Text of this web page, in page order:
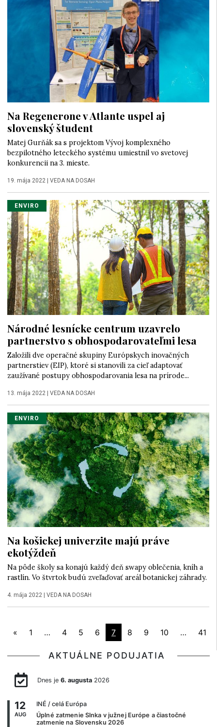
Na Regenerone v Atlante uspel aj
slovenský študent
Matej Gurňák sa s projektom Vývoj komplexného
bezpilotného leteckého systému umiestnil vo svetovej
konkurencii na 3. mieste.
19. mája 2022 VEDA NA DOSAH
ENVIRO
Národné lesnícke centrum uzavrelo
partnerstvo s obhospodarovateľmi lesa
Založili dve operačné skupiny Európskych inovačných
partnerstiev (EIP), ktoré si stanovili za cieľ adaptovať
zaužívané postupy obhospodarovania lesa na prírode...
13. mája 2022 | VEDA NA DOSAH
ENVIRO
Na košickej univerzite majú práve
ekotýždeň
Na pôde školy sa konajú každý deň swapy oblečenia, kníh a
rastlín. Vo štvrtok budú zveľaďovať areál botanickej záhrady.
4. mája 2022 | VEDA NA DOSAH
« 1 … 4 5 6 7 8 9 10 … 41
AKTUÁLNE PODUJATIA
Dnes je 6. augusta2026
12
AUG
INÉ / celá Európa
Úplné zatmenie Slnka v južnej Európe a čiastočné
zatmenie na Slovensku 2026